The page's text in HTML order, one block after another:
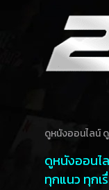
ดูหนังออนไลน์
ดูหนังออนไ
ทุกแนว ทุกเ